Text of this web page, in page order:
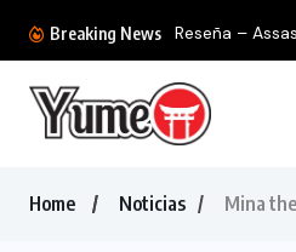
Breaking News Reseña –
Home Noticias Mina